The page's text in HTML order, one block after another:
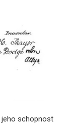
jeho schopnost